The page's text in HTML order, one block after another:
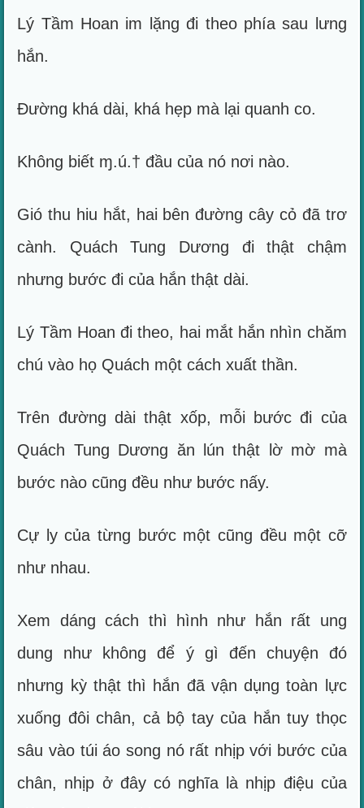
Lý Tầm Hoan im lặng đi theo phía sau lưng
hắn.
Đường khá dài, khá hẹp mà lại quanh co.
Không biết ɱ.ú.† đầu của nó nơi nào.
Gió thu hiu hắt, hai bên đường cây cỏ đã trơ
cành. Quách Tung Dương đi thật chậm
nhưng bước đi của hắn thật dài.
Lý Tầm Hoan đi theo, hai mắt hắn nhìn chăm
chú vào họ Quách một cách xuất thần.
Trên đường dài thật xốp, mỗi bước đi của
Quách Tung Dương ăn lún thật lờ mờ mà
bước nào cũng đều như bước nấy.
Cự ly của từng bước một cũng đều một cỡ
như nhau.
Xem dáng cách thì hình như hắn rất ung
dung như không để ý gì đến chuyện đó
nhưng kỳ thật thì hắn đã vận dụng toàn lực
xuống đôi chân, cả bộ tay của hắn tuy thọc
sâu vào túi áo song nó rất nhịp với bước của
chân, nhịp ở đây có nghĩa là nhịp điệu của